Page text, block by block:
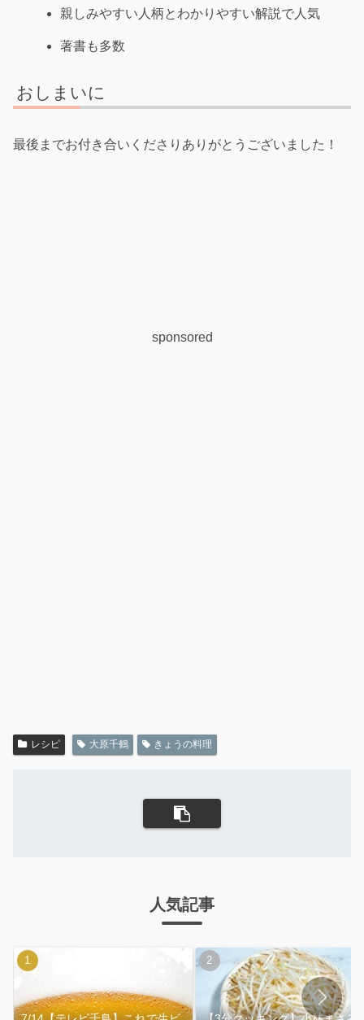
親しみやすい人柄とわかりやすい解説で人気
著書も多数
おしまいに
最後までお付き合いくださりありがとうございました！
sponsored
レシピ 大原千鶴 きょうの料理
人気記事